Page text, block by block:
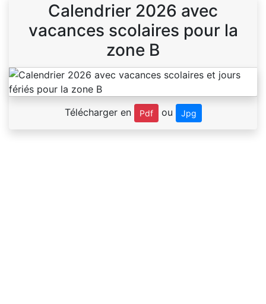
Calendrier 2026 avec
vacances scolaires pour la
zone B
Télécharger en Pdf ou Jpg